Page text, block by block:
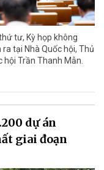
tư, Kỳ họp không
tại Nhà Quốc hội, Thủ
hội Trần Thanh Mẫn.
dự án
giai đoạn